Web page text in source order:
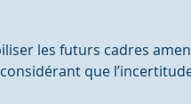
les futurs cadres
que